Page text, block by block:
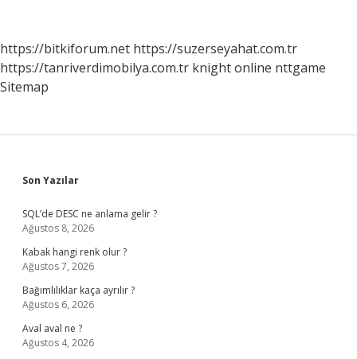
https://bitkiforum.net https://suzerseyahat.com.tr
https://tanriverdimobilya.com.tr knight online nttgame
Sitemap
Sidebar
Son Yazılar
SQL’de DESC ne anlama gelir ?
Ağustos 8, 2026
Kabak hangi renk olur ?
Ağustos 7, 2026
Bağımlılıklar kaça ayrılır ?
Ağustos 6, 2026
Aval aval ne ?
Ağustos 4, 2026